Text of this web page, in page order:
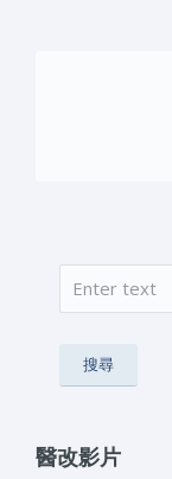
搜尋表單
搜尋
醫改影片